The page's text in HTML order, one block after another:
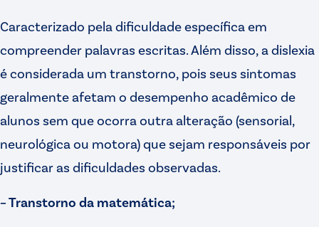
Caracterizado pela dificuldade específica em
compreender palavras escritas. Além disso, a dislexia
é considerada um transtorno, pois seus sintomas
geralmente afetam o desempenho acadêmico de
alunos sem que ocorra outra alteração (sensorial,
neurológica ou motora) que sejam responsáveis por
justificar as dificuldades observadas.
– Transtorno da matemática;